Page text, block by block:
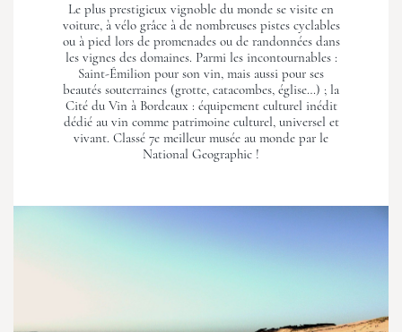
Le plus prestigieux vignoble du monde se visite en
voiture, à vélo grâce à de nombreuses pistes cyclables
ou à pied lors de promenades ou de randonnées dans
les vignes des domaines. Parmi les incontournables :
Saint-Émilion pour son vin, mais aussi pour ses
beautés souterraines (grotte, catacombes, église…) ; la
Cité du Vin à Bordeaux : équipement culturel inédit
dédié au vin comme patrimoine culturel, universel et
vivant. Classé 7e meilleur musée au monde par le
National Geographic !